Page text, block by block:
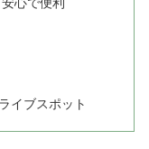
イブスポット